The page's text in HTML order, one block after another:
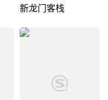
新龙门客栈